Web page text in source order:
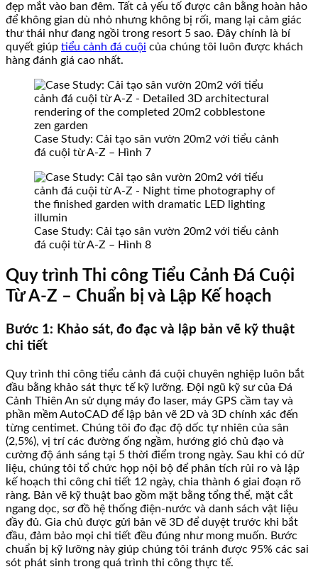
đẹp mắt vào ban đêm. Tất cả yếu tố được cân bằng hoàn hảo
để không gian dù nhỏ nhưng không bị rối, mang lại cảm giác
thư thái như đang ngồi trong resort 5 sao. Đây chính là bí
quyết giúp tiểu cảnh đá cuội của chúng tôi luôn được khách
hàng đánh giá cao nhất.
Case Study: Cải tạo sân vườn 20m2 với tiểu cảnh
đá cuội từ A-Z – Hình 7
Case Study: Cải tạo sân vườn 20m2 với tiểu cảnh
đá cuội từ A-Z – Hình 8
Quy trình Thi công Tiểu Cảnh Đá Cuội
Từ A-Z – Chuẩn bị và Lập Kế hoạch
Bước 1: Khảo sát, đo đạc và lập bản vẽ kỹ thuật
chi tiết
Quy trình thi công tiểu cảnh đá cuội chuyên nghiệp luôn bắt
đầu bằng khảo sát thực tế kỹ lưỡng. Đội ngũ kỹ sư của Đá
Cảnh Thiên An sử dụng máy đo laser, máy GPS cầm tay và
phần mềm AutoCAD để lập bản vẽ 2D và 3D chính xác đến
từng centimet. Chúng tôi đo đạc độ dốc tự nhiên của sân
(2,5%), vị trí các đường ống ngầm, hướng gió chủ đạo và
cường độ ánh sáng tại 5 thời điểm trong ngày. Sau khi có dữ
liệu, chúng tôi tổ chức họp nội bộ để phân tích rủi ro và lập
kế hoạch thi công chi tiết 12 ngày, chia thành 6 giai đoạn rõ
ràng. Bản vẽ kỹ thuật bao gồm mặt bằng tổng thể, mặt cắt
ngang dọc, sơ đồ hệ thống điện-nước và danh sách vật liệu
đầy đủ. Gia chủ được gửi bản vẽ 3D để duyệt trước khi bắt
đầu, đảm bảo mọi chi tiết đều đúng như mong muốn. Bước
chuẩn bị kỹ lưỡng này giúp chúng tôi tránh được 95% các sai
sót phát sinh trong quá trình thi công thực tế.